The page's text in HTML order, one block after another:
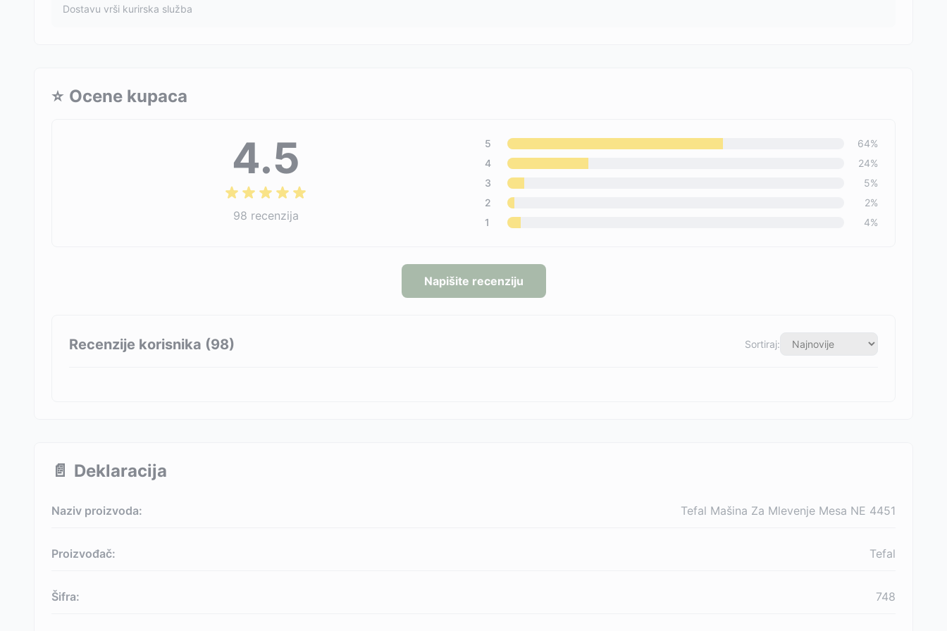
Dostavu vrši kurirska služba
⭐ Ocene kupaca
4.5
98 recenzija
5 64%
4
24%
3
5%
2
2%
1
4%
Napišite recenziju
Recenzije korisnika (98) Sortiraj:
📄 Deklaracija
Naziv proizvoda: Tefal Mašina Za Mlevenje Mesa NE 4451
Proizvođač: Tefal
Šifra: 748